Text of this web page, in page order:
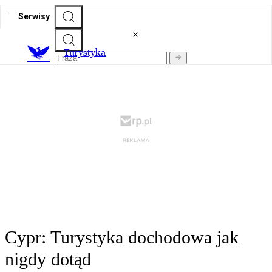
Serwisy
Turystyka
Cypr: Turystyka dochodowa jak
nigdy dotąd